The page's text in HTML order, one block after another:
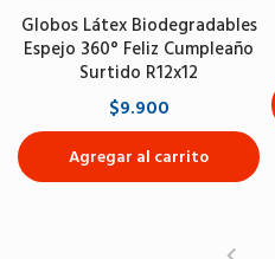
Globos Látex Biodegradables
Espejo 360° Feliz Cumpleaño
Surtido R12x12
$9.900
Agregar al carrito